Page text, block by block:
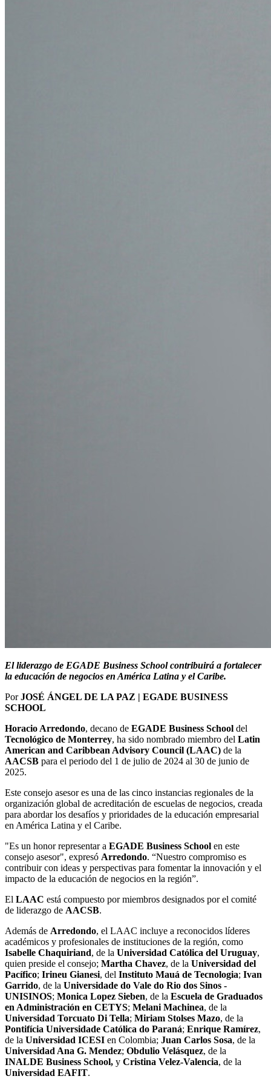
El liderazgo de EGADE Business School contribuirá a fortalecer
la educación de negocios en América Latina y el Caribe.
PorJOSÉ ÁNGEL DE LA PAZ | EGADE BUSINESS
SCHOOL
Horacio Arredondo, decano de EGADE Business School del
Tecnológico de Monterrey, ha sido nombrado miembro del Latin
American and Caribbean Advisory Council (LAAC) de la
AACSB para el periodo del 1 de julio de 2024 al 30 de junio de
2025.
Este consejo asesor es una de las cinco instancias regionales de la
organización global de acreditación de escuelas de negocios, creada
para abordar los desafíos y prioridades de la educación empresarial
en América Latina y el Caribe.
"Es un honor representar a EGADE Business School en este
consejo asesor", expresó Arredondo. “Nuestro compromiso es
contribuir con ideas y perspectivas para fomentar la innovación y el
impacto de la educación de negocios en la región”.
El LAAC está compuesto por miembros designados por el comité
de liderazgo de AACSB.
Además de Arredondo, el LAAC incluye a reconocidos líderes
académicos y profesionales de instituciones de la región, como
Isabelle Chaquiriand, de la Universidad Católica del Uruguay,
quien preside el consejo; Martha Chavez, de la Universidad del
Pacífico; Irineu Gianesi, del Instituto Mauá de Tecnologia; Ivan
Garrido, de la Universidade do Vale do Rio dos Sinos -
UNISINOS; Monica Lopez Sieben, de la Escuela de Graduados
en Administración en CETYS; Melani Machinea, de la
Universidad Torcuato Di Tella; Miriam Stolses Mazo, de la
Pontifícia Universidade Católica do Paraná; Enrique Ramírez,
de la Universidad ICESI en Colombia; Juan Carlos Sosa, de la
Universidad Ana G. Mendez; Obdulio Velásquez, de la
INALDE Business School, y Cristina Velez-Valencia, de la
Universidad EAFIT.